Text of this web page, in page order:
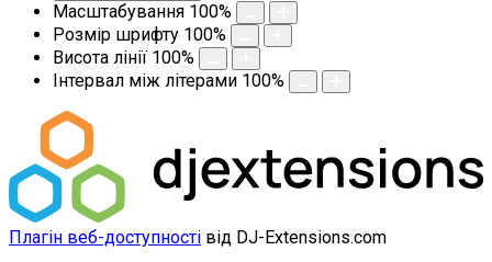
Масштабування 100%
Розмір шрифту 100%
Висота лінії 100%
Інтервал між літерами 100%
Плагін веб-доступності від DJ-Extensions.com